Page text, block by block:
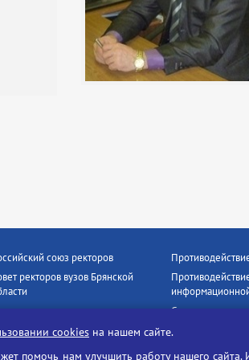
союз ректоров
ректоров вузов Брянской
партнёры
Социальные
cookies на нашем сайте.
нам улучшить работу нашего